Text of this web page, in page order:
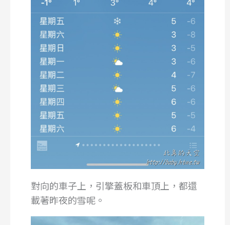
對向的車子上，引擎蓋板和車頂上，都還
載著昨夜的雪呢。